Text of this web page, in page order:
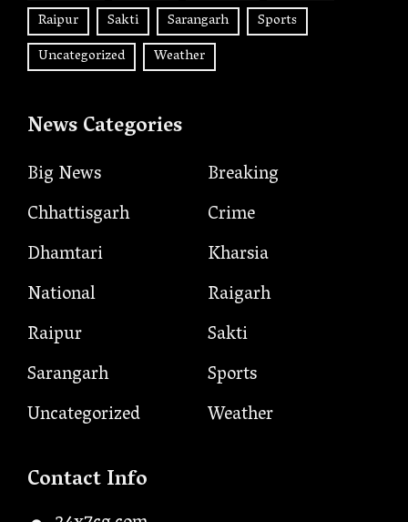
Raipur
Sakti Sarangarh
Sports
Uncategorized
Weather
News Categories
Big News
Breaking
Chhattisgarh
Crime
Dhamtari
Kharsia
National
Raigarh
Raipur
Sakti
Sarangarh
Sports
Uncategorized
Weather
Contact Info